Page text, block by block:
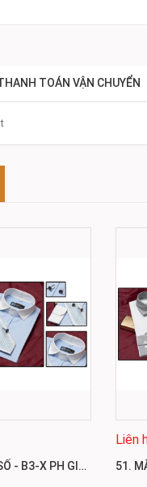
TOÁN VẬN CHUYỂN
52. MÃ SỐ - B3-X PH GIÁ 600.000
Liên